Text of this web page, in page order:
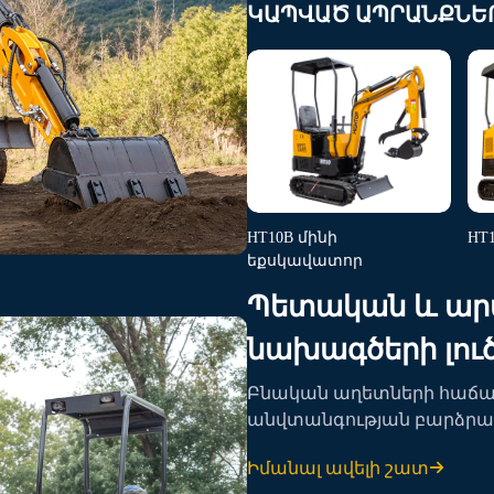
սարքավորումներ
ԿԱՊՎԱԾ
HT10B մինի
եքսկավատոր
Պետական և
նախագծերի
Բնական աղետների
անվտանգության
արագ արձագանքման
Իմանալ ավելի շատ